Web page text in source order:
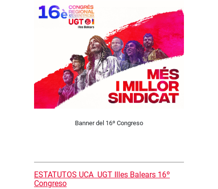
Banner del 16º Congreso
ESTATUTOS UCA UGT Illes Balears 16º
Congreso